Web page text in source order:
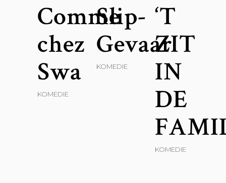
Comme
chez
Swa
KOMEDIE
Slip-
Gevaar
KOMEDIE
‘T
ZIT
IN
DE
KOMEDIE